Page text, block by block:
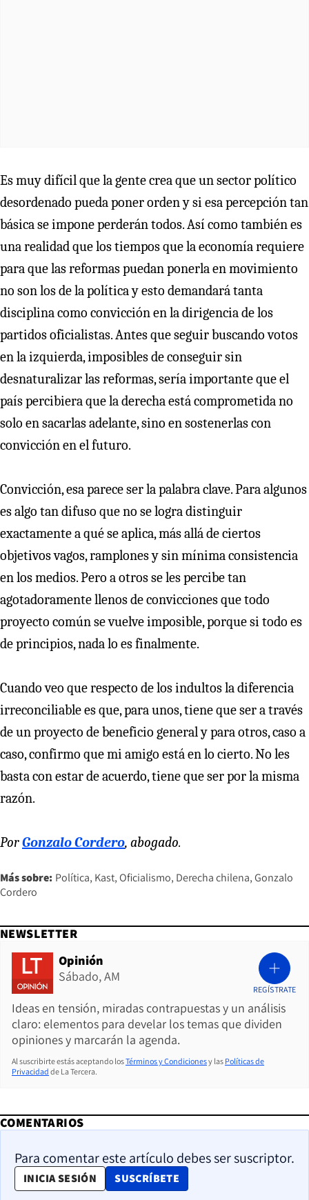
Es muy difícil que la gente crea que un sector político
desordenado pueda poner orden y si esa percepción tan
básica se impone perderán todos. Así como también es
una realidad que los tiempos que la economía requiere
para que las reformas puedan ponerla en movimiento
no son los de la política y esto demandará tanta
disciplina como convicción en la dirigencia de los
partidos oficialistas. Antes que seguir buscando votos
en la izquierda, imposibles de conseguir sin
desnaturalizar las reformas, sería importante que el
país percibiera que la derecha está comprometida no
solo en sacarlas adelante, sino en sostenerlas con
convicción en el futuro.
Convicción, esa parece ser la palabra clave. Para algunos
es algo tan difuso que no se logra distinguir
exactamente a qué se aplica, más allá de ciertos
objetivos vagos, ramplones y sin mínima consistencia
en los medios. Pero a otros se les percibe tan
agotadoramente llenos de convicciones que todo
proyecto común se vuelve imposible, porque si todo es
de principios, nada lo es finalmente.
Cuando veo que respecto de los indultos la diferencia
irreconciliable es que, para unos, tiene que ser a través
de un proyecto de beneficio general y para otros, caso a
caso, confirmo que mi amigo está en lo cierto. No les
basta con estar de acuerdo, tiene que ser por la misma
razón.
PorGonzalo Cordero, abogado.
Más sobre: Política Kast Oficialismo Derecha chilena Gonzalo
Cordero
NEWSLETTER
Opinión
Sábado, AM
Ideas en tensión, miradas contrapuestas y un análisis
claro: elementos para develar los temas que dividen
opiniones y marcarán la agenda.
REGÍSTRATE
Al suscribirte estás aceptando losTérminos y Condicionesy las Políticas de
Privacidad de La Tercera.
COMENTARIOS
Para comentar este artículo debes ser suscriptor.
INICIA SESIÓN SUSCRÍBETE
OPENS IN NEW WINDOW